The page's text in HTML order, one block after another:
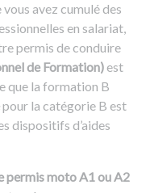
vous avez cumulé des
en salariat,
permis de conduire
de Formation)est
que la formation B
pour la catégorie B est
dispositifs d’aides
permis moto A1 ou A2